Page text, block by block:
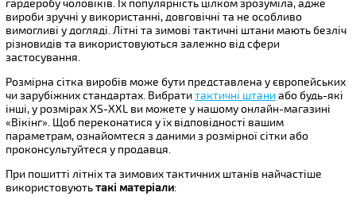
гардеробу чоловіків. Їх популярність цілком зрозуміла, адже
вироби зручні у використанні, довговічні та не особливо
вимогливі у догляді. Літні та зимові тактичні штани мають безліч
різновидів та використовуються залежно від сфери
застосування.
Розмірна сітка виробів може бути представлена ​​у європейських
чи зарубіжних стандартах. Вибратитактичні штаниабо будь-які
інші, у розмірах XS-XXL ви можете у нашому онлайн-магазині
«Вікінг». Щоб переконатися у їх відповідності вашим
параметрам, ознайомтеся з даними з розмірної сітки або
проконсультуйтеся у продавця.
При пошитті літніх та зимових тактичних штанів найчастіше
використовуютьтакі матеріали: